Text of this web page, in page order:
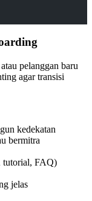
pelanggan baru
agar transisi
kedekatan
bermitra
tutorial, FAQ)
jelas